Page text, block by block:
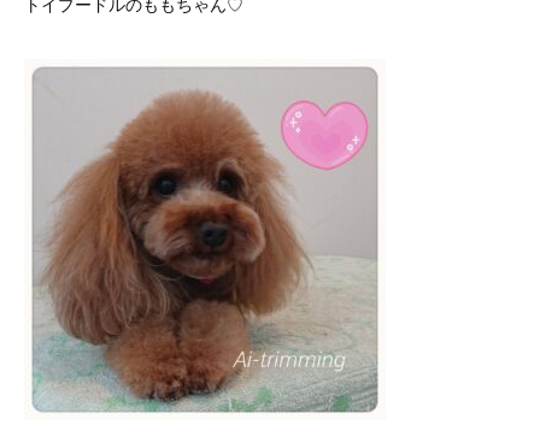
トイプードルのももちゃん♡